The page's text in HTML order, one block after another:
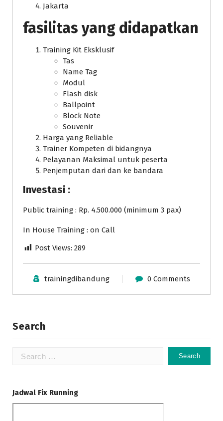
Jakarta
fasilitas yang didapatkan
Training Kit Eksklusif
Tas
Name Tag
Modul
Flash disk
Ballpoint
Block Note
Souvenir
Harga yang Reliable
Trainer Kompeten di bidangnya
Pelayanan Maksimal untuk peserta
Penjemputan dari dan ke bandara
Investasi :
Public training : Rp. 4.500.000 (minimum 3 pax)
In House Training : on Call
Post Views: 289
trainingdibandung 0 Comments
Search
Search
Jadwal Fix Running